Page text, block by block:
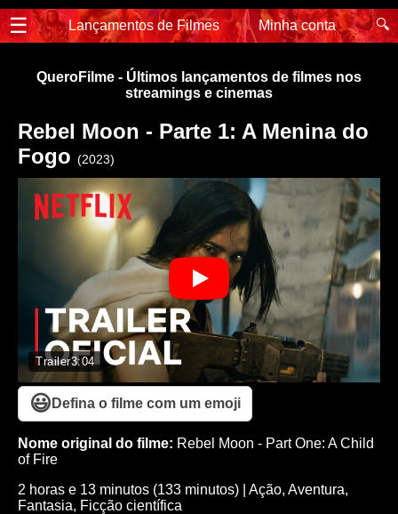
☰ Lançamentos de Filmes Minha conta 🔍
QueroFilme - Últimos lançamentos de filmes nos
streamings e cinemas
Rebel Moon - Parte 1: A Menina do
Fogo (2023)
Trailer3:04
😃 Defina o filme com um emoji
Nome original do filme: Rebel Moon - Part One: A Child
of Fire
2 horas e 13 minutos (133 minutos)
Ação, Aventura,
Fantasia, Ficção científica